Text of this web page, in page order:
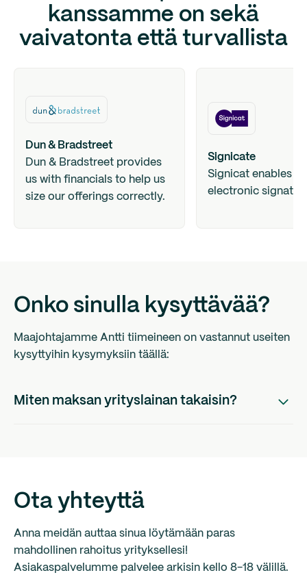
kanssamme on sekä
vaivatonta että turvallista
Dun & Bradstreet
Dun & Bradstreet provides
us with financials to help us
size our offerings correctly.
Signicate
Signicat enables
electronic
Onko sinulla kysyttävää?
Maajohtajamme Antti tiimeineen on vastannut useiten
kysyttyihin kysymyksiin täällä:
Miten maksan yrityslainan takaisin?
kirjataan lainalle maksupäivän mukaisesti. Laskulla on
tarkalleen mitä maksat ja voit helposti kirjata nämä
tiedot yrityksesi kirjanpitoon myöhemmin. Näet
lainasi ajankohtaisen saldon aina myös Qredin Omilta
Ota yhteyttä
Anna meidän auttaa sinua löytämään paras
mahdollinen rahoitus yrityksellesi!
Asiakaspalvelumme palvelee arkisin kello 8-18 välillä.